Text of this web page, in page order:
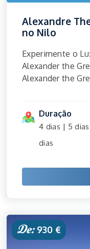
Alexandre
no Nilo
Experimente o
Alexander the
Alexander the
Duração
4 dias | 5
dias
De:930 €